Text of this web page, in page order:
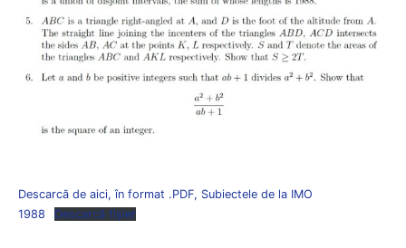
Descarcă de aici, în format .PDF, Subiectele de la IMO
1988
Descarcă fișier